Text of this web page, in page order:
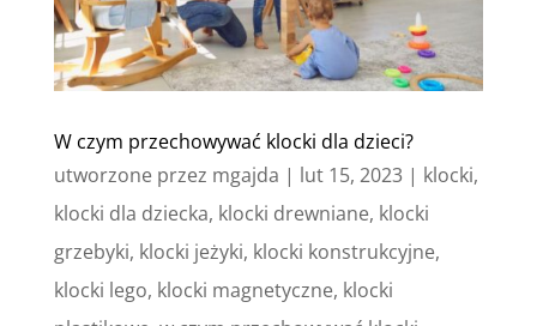
W czym przechowywać klocki dla dzieci?
utworzone przez mgajda | lut 15, 2023| klocki,
klocki dla dziecka, klocki drewniane, klocki
grzebyki, klocki jeżyki, klocki konstrukcyjne,
klocki lego, klocki magnetyczne, klocki